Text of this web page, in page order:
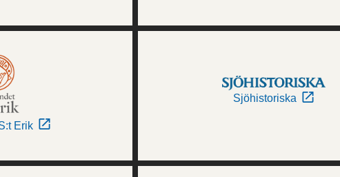
Erik
Sjöhistoriska